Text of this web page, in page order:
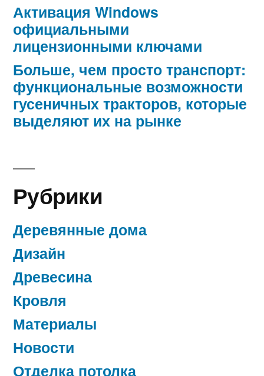
Активация Windows
официальными
лицензионными ключами
Больше, чем просто транспорт:
функциональные возможности
гусеничных тракторов, которые
выделяют их на рынке
Рубрики
Деревянные дома
Дизайн
Древесина
Кровля
Материалы
Новости
Отделка потолка